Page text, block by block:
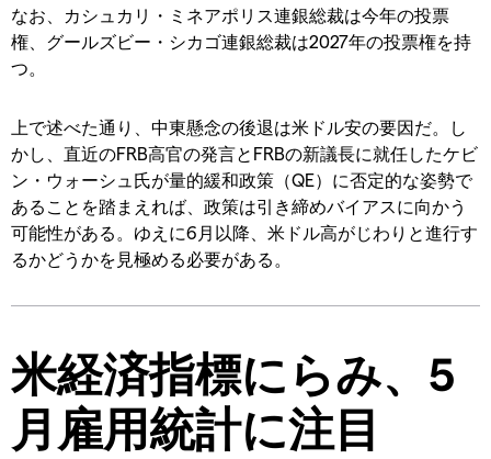
なお、カシュカリ・ミネアポリス連銀総裁は今年の投票
権、グールズビー・シカゴ連銀総裁は2027年の投票権を持
つ。
上で述べた通り、中東懸念の後退は米ドル安の要因だ。し
かし、直近のFRB高官の発言とFRBの新議長に就任したケビ
ン・ウォーシュ氏が量的緩和政策（QE）に否定的な姿勢で
あることを踏まえれば、政策は引き締めバイアスに向かう
可能性がある。ゆえに6月以降、米ドル高がじわりと進行す
るかどうかを見極める必要がある。
米経済指標にらみ、5
月雇用統計に注目